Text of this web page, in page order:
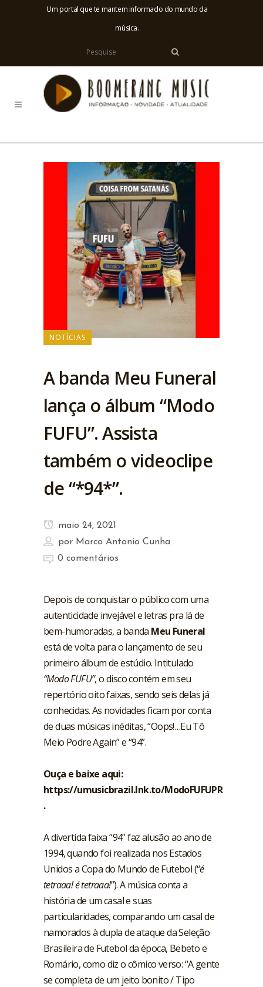
Um portal que te mantem informado do mundo da
música.
NOTÍCIAS
A banda Meu Funeral
lança o álbum “Modo
FUFU”. Assista
também o videoclipe
de “*94*”.
maio 24, 2021
por Marco Antonio Cunha
0 comentários
Depois de conquistar o público com uma
autenticidade invejável e letras pra lá de
bem-humoradas, a banda Meu Funeral
está de volta para o lançamento de seu
primeiro álbum de estúdio. Intitulado
“Modo FUFU”, o disco contém em seu
repertório oito faixas, sendo seis delas já
conhecidas. As novidades ficam por conta
de duas músicas inéditas, “Oops!…Eu Tô
Meio Podre Again” e “94”.
Ouça e baixe aqui:
https://umusicbrazil.lnk.to/ModoFUFUPR
.
A divertida faixa “94” faz alusão ao ano de
1994, quando foi realizada nos Estados
Unidos a Copa do Mundo de Futebol (“é
tetraaa! é tetraaa!”). A música conta a
história de um casal e suas
particularidades, comparando um casal de
namorados à dupla de ataque da Seleção
Brasileira de Futebol da época, Bebeto e
Romário, como diz o cômico verso: “A gente
se completa de um jeito bonito / Tipo